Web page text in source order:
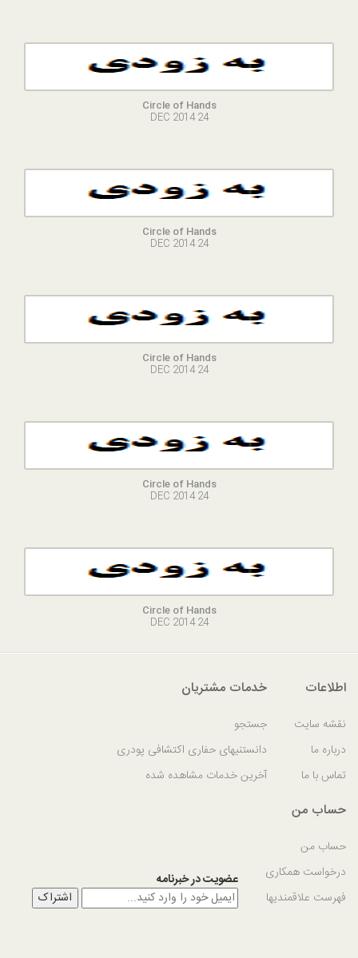
Circle of Hands
24 DEC 2014
Circle of Hands
24 DEC 2014
Circle of Hands
24 DEC 2014
Circle of Hands
24 DEC 2014
Circle of Hands
24 DEC 2014
اطلاعات
نقشه سایت
درباره ما
تماس با ما
خدمات مشتریان
جستجو
دانستنیهای حفاری اکتشافی پودری
آخرین خدمات مشاهده شده
حساب من
حساب من
درخواست همکاری
فهرست علاقمندیها
عضویت در خبرنامه